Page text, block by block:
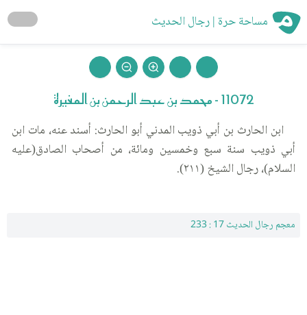
مساحة حرة | رجال الحديث
11072 - محمد بن عبد الرحمن بن المغيرة
ابن الحارث بن أبي ذويب المدني أبو الحارث: أسند عنه، مات ابن
أبي ذويب سنة سبع وخمسين ومائة، من أصحاب الصادق(عليه
السلام)، رجال الشيخ (٢١١).
معجم رجال الحديث 17 : 233